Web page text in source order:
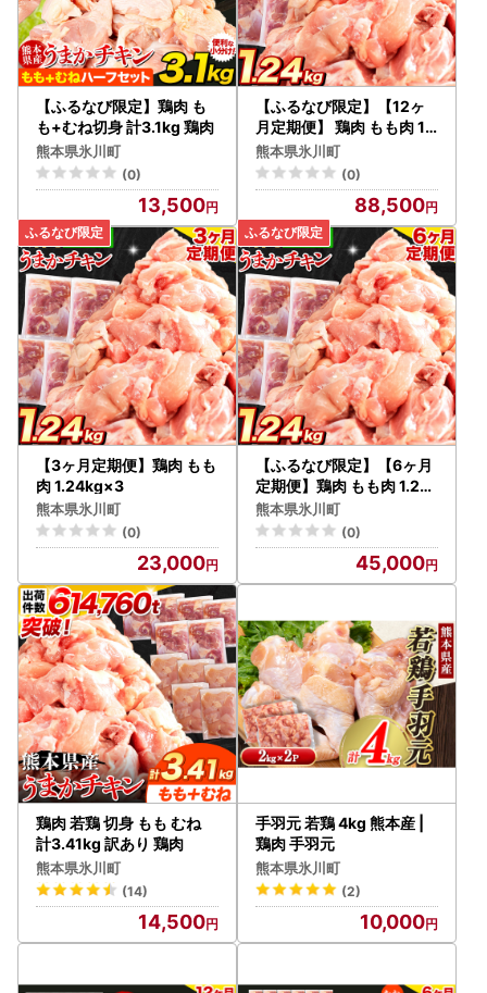
【ふるなび限定】鶏肉 も
も+むね切身 計3.1kg 鶏肉
熊本県氷川町
(0)
13,500
【ふるなび限定】【12ヶ
月定期便】 鶏肉 もも肉 1.2
4kg
熊本県氷川町
(0)
88,500
【3ヶ月定期便】鶏肉 もも
肉 1.24kg×3
熊本県氷川町
(0)
23,000
【ふるなび限定】【6ヶ月
定期便】鶏肉 もも肉 1.24k
g
熊本県氷川町
(0)
45,000
鶏肉 若鶏 切身 もも むね
計3.41kg 訳あり 鶏肉
熊本県氷川町
(14)
14,500
手羽元 若鶏 4kg 熊本産 |
鶏肉 手羽元
熊本県氷川町
(2)
10,000